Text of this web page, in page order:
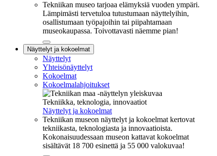
Tekniikan museo tarjoaa elämyksiä vuoden ympäri.
Lämpimästi tervetuloa tutustumaan näyttelyihin,
osallistumaan työpajoihin tai piipahtamaan
museokaupassa. Toivottavasti näemme pian!
Sulje
alavalikko
Näyttelyt ja kokoelmat
Näyttelyt
Yhteisönäyttelyt
Kokoelmat
Kokoelmalahjoitukset
Tekniikka, teknologia, innovaatiot
Näyttelyt ja kokoelmat
Tekniikan museon näyttelyt ja kokoelmat kertovat
tekniikasta, teknologiasta ja innovaatioista.
Kokonaisuudessaan museon kattavat kokoelmat
sisältävät 18 700 esinettä ja 55 000 valokuvaa!